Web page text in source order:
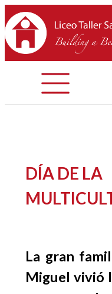
DÍA DE LA
La gran
Miguel vivió